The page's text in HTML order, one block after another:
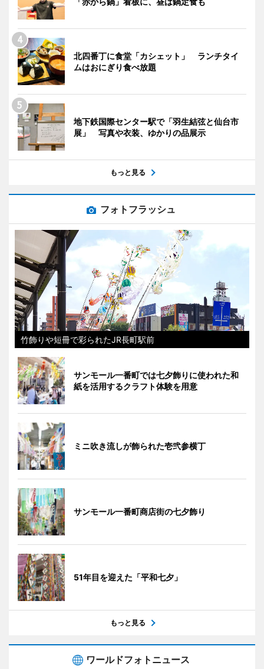
北四番丁に食堂「カシェット」 ランチタイ
ムはおにぎり食べ放題
地下鉄国際センター駅で「羽生結弦と仙台市
展」 写真や衣装、ゆかりの品展示
もっと見る
フォトフラッシュ
竹飾りや短冊で彩られたJR長町駅前
サンモール一番町では七夕飾りに使われた和
紙を活用するクラフト体験を用意
ミニ吹き流しが飾られた壱弐参横丁
サンモール一番町商店街の七夕飾り
51年目を迎えた「平和七夕」
もっと見る
ワールドフォトニュース